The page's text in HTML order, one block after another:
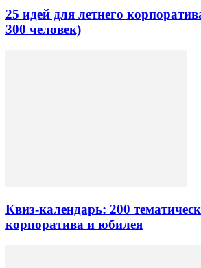
25 идей для летнего
300 человек)
Квиз-календарь: 200
корпоратива и юбилея